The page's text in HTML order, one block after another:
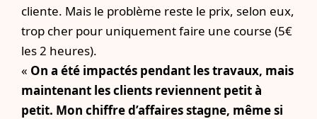
cliente. Mais le problème reste le prix, selon eux,
trop cher pour uniquement faire une course (5€
les 2 heures).
« On a été impactés pendant les travaux, mais
maintenant les clients reviennent petit à
petit. Mon chiffre d’affaires stagne, même si